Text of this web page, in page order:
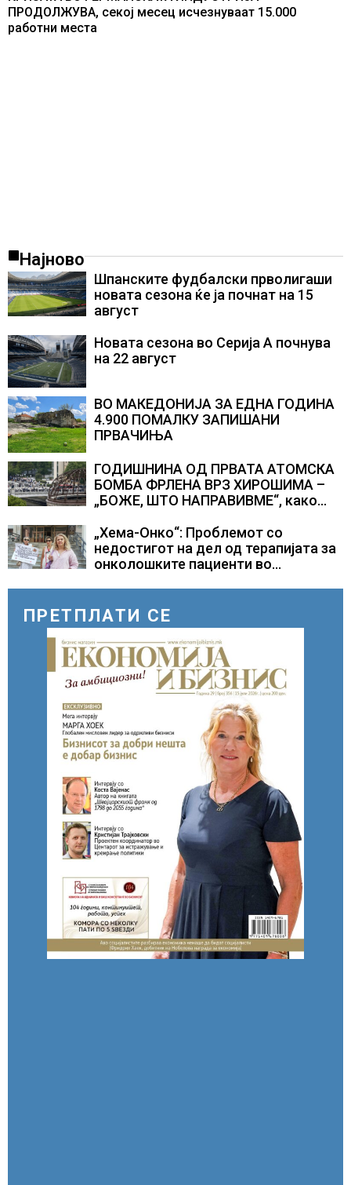
ПРОДОЛЖУВА, секој месец исчезнуваат 15.000
работни места
Најново
Шпанските фудбалски прволигаши
новата сезона ќе ја почнат на 15
август
Новата сезона во Серија А почнува
на 22 август
ВО МАКЕДОНИЈА ЗА ЕДНА ГОДИНА
4.900 ПОМАЛКУ ЗАПИШАНИ
ПРВАЧИЊА
ГОДИШНИНА ОД ПРВАТА АТОМСКА
БОМБА ФРЛЕНА ВРЗ ХИРОШИМА –
„БОЖЕ, ШТО НАПРАВИВМЕ“, како
Геј“ и учесниците во
бомбардирањето го доживуваа овој
настан што го промени текот на
„Хема-Онко“: Проблемот со
недостигот на дел од терапијата за
онколошките пациенти во
ПРЕТПЛАТИ СЕ